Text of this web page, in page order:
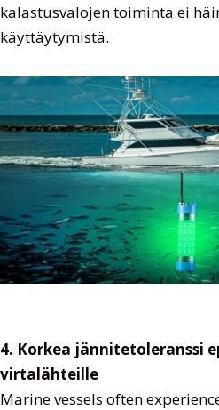
kalastusvalojen toiminta ei
käyttäytymistä.
4. Korkea jännitetoleranssi
virtalähteille
Marine vessels often